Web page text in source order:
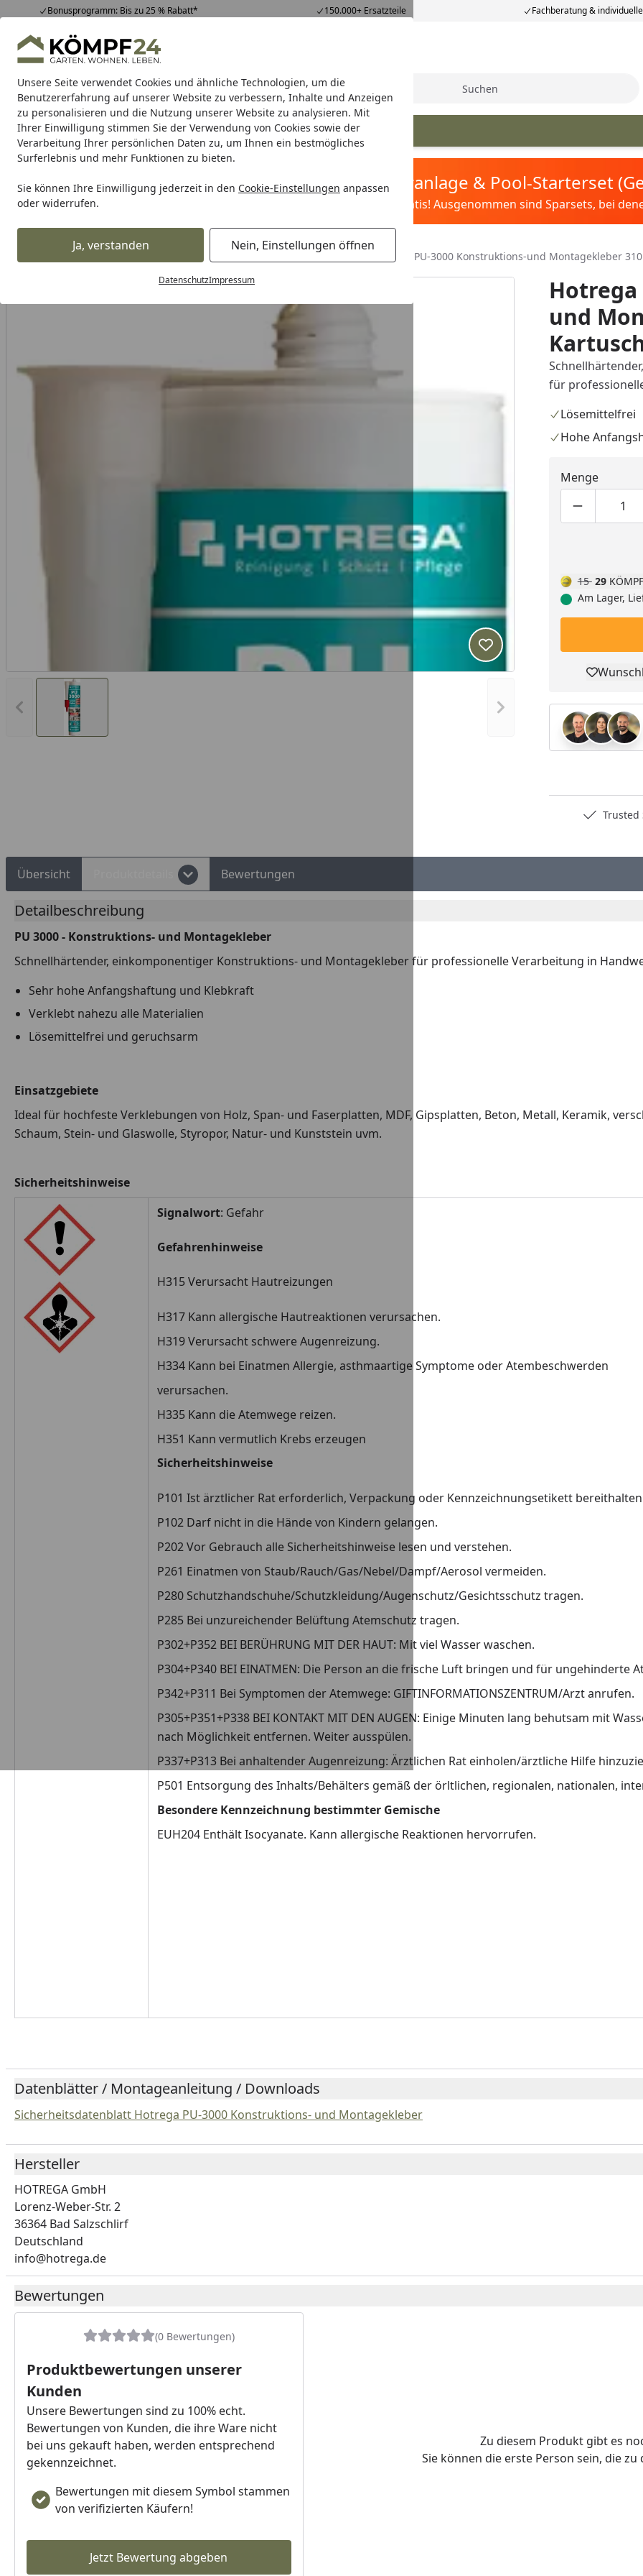
Unsere Seite verwendet Cookies und ähnliche Technologien, um die
Benutzererfahrung auf unserer Website zu verbessern, Inhalte und Anzeigen
zu personalisieren und die Nutzung unserer Website zu analysieren. Mit
Ihrer Einwilligung stimmen Sie der Verwendung von Cookies sowie der
Verarbeitung Ihrer persönlichen Daten zu, um Ihnen ein bestmögliches
Surferlebnis und mehr Funktionen zu bieten.
Sie können Ihre Einwilligung jederzeit in den Cookie-Einstellungen anpassen
oder widerrufen.
Ja, verstanden Nein, Einstellungen öffnen
DatenschutzImpressum
Bonusprogramm: Bis zu 25 % Rabatt* 150.000+ Ersatzteile Fachberatung &
Hotline07051 / 9 22 22
Mo-Fr. 8-16 Uhr 25.974 Bewertungen
Alle Produkte
Alle ProdukteHighlights Tipps & Tricks Suche
Hotrega Nach Einsatzgebiete Nach Materialarten
Karibu Pools inkl. gratis Sandfilteranlage & Pool-Starterset
Dein Traumpool im Sorglos-Paket: Filter&Pflege gratis! Ausgenommen sind Sparsets, bei
Hotrega nach Einsatzgebiete Hotrega Kleben & Dichten Hotrega PU-3000 Konstruktions-und Montagekleber
Vorheriges Bild anzeigen Nächstes Bild anzeigen
Produkt zur Wunschliste
und
für
Lösemittelfrei
Hohe
Menge
15 29
Am Lager,
Trusted
Übersicht Bewertungen
Detailbeschreibung
PU 3000 - Konstruktions- und Montagekleber
Schnellhärtender, einkomponentiger Konstruktions- und Montagekleber für professionelle Verarbeitung in
Sehr hohe Anfangshaftung und Klebkraft
Verklebt nahezu alle Materialien
Lösemittelfrei und geruchsarm
Einsatzgebiete
Ideal für hochfeste Verklebungen von Holz, Span- und Faserplatten, MDF, Gipsplatten, Beton, Metall, Keramik,
Schaum, Stein- und Glaswolle, Styropor, Natur- und Kunststein uvm.
Sicherheitshinweise
Signalwort: Gefahr
Gefahrenhinweise
H315 Verursacht Hautreizungen
H317 Kann allergische Hautreaktionen verursachen.
H319 Verursacht schwere Augenreizung.
H334 Kann bei Einatmen Allergie, asthmaartige Symptome oder Atembeschwerden
verursachen.
H335 Kann die Atemwege reizen.
H351 Kann vermutlich Krebs erzeugen
Sicherheitshinweise
P101 Ist ärztlicher Rat erforderlich, Verpackung oder Kennzeichnungsetikett
P102 Darf nicht in die Hände von Kindern gelangen.
P202 Vor Gebrauch alle Sicherheitshinweise lesen und verstehen.
P261 Einatmen von Staub/Rauch/Gas/Nebel/Dampf/Aerosol vermeiden.
P280 Schutzhandschuhe/Schutzkleidung/Augenschutz/Gesichtsschutz tragen.
P285 Bei unzureichender Belüftung Atemschutz tragen.
P302+P352 BEI BERÜHRUNG MIT DER HAUT: Mit viel Wasser waschen.
P304+P340 BEI EINATMEN: Die Person an die frische Luft bringen und für ungehinderte
P342+P311 Bei Symptomen der Atemwege: GIFTINFORMATIONSZENTRUM/Arzt anrufen.
P305+P351+P338 BEI KONTAKT MIT DEN AUGEN: Einige Minuten lang behutsam mit
nach Möglichkeit entfernen. Weiter ausspülen.
P337+P313 Bei anhaltender Augenreizung: Ärztlichen Rat einholen/ärztliche Hilfe
P501 Entsorgung des Inhalts/Behälters gemäß der örltlichen, regionalen, nationalen,
Besondere Kennzeichnung bestimmter Gemische
EUH204 Enthält Isocyanate. Kann allergische Reaktionen hervorrufen.
Datenblätter / Montageanleitung / Downloads
Sicherheitsdatenblatt Hotrega PU-3000 Konstruktions- und Montagekleber
Hersteller
HOTREGA GmbH
Lorenz-Weber-Str. 2
36364 Bad Salzschlirf
Deutschland
info@hotrega.de
Bewertungen
(0 Bewertungen)
Produktbewertungen unserer
Kunden
Unsere Bewertungen sind zu 100% echt.
Bewertungen von Kunden, die ihre Ware nicht
bei uns gekauft haben, werden entsprechend
gekennzeichnet.
Bewertungen mit diesem Symbol stammen
von verifizierten Käufern!
Jetzt Bewertung abgeben
Zu diesem Produkt gibt es
Sie können die erste Person sein, die